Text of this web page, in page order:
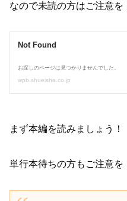
なので未読の方はご注意を
まず本編を読みましょう！
単行本待ちの方もご注意を